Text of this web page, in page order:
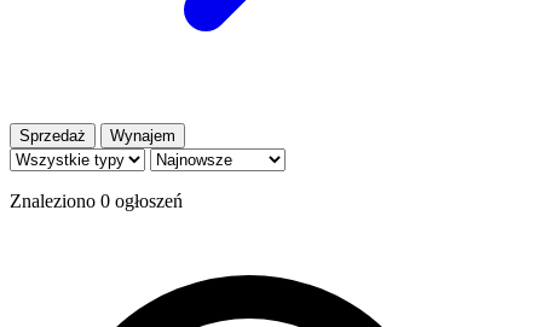
Sprzedaż Wynajem
Znaleziono 0 ogłoszeń